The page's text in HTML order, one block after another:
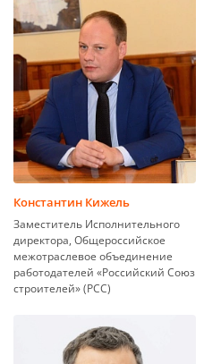
Константин Кижель
Заместитель Исполнительного
директора, Общероссийское
межотраслевое объединение
работодателей «Российский Союз
строителей» (РСС)